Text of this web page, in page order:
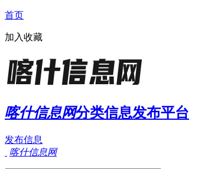
首页
加入收藏
喀什信息网分类信息发布平台
发布信息
喀什信息网